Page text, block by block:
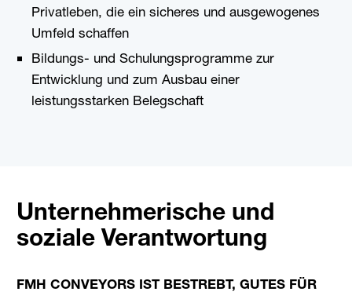
Privatleben, die ein sicheres und ausgewogenes
Umfeld schaffen
Bildungs- und Schulungsprogramme zur
Entwicklung und zum Ausbau einer
leistungsstarken Belegschaft
Unternehmerische und
soziale Verantwortung
FMH CONVEYORS IST BESTREBT, GUTES FÜR